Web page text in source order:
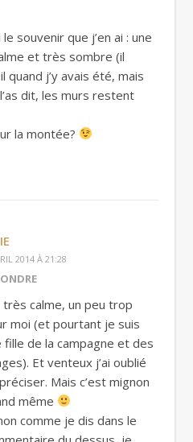
le souvenir que j’en ai : une
et très sombre (il
quand j’y avais été, mais
dit, les murs restent
la montée?
2014 À 21:28
très calme, un peu trop
moi (et pourtant je suis
fille de la campagne et des
Et venteux j’ai oublié
Mais c’est mignon
même
comme je dis dans le